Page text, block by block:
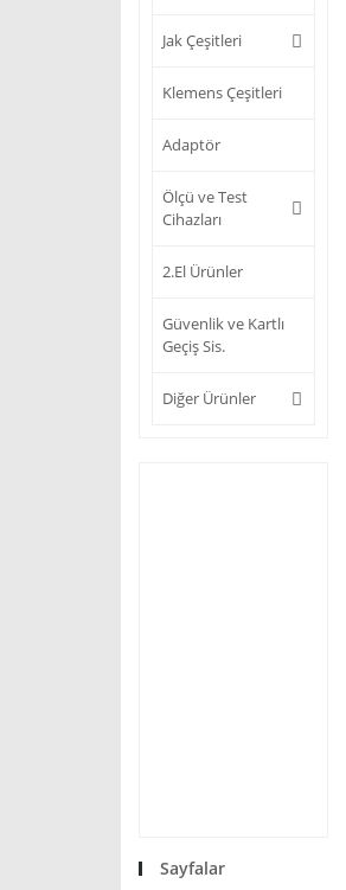
Jak Çeşitleri
Klemens Çeşitleri
Adaptör
Ölçü ve Test
Cihazları
2.El Ürünler
Güvenlik ve Kartlı
Geçiş Sis.
Diğer Ürünler
Sayfalar